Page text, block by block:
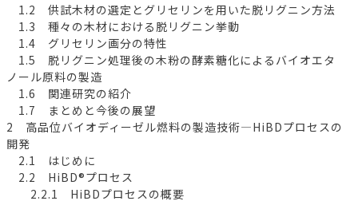
1.2 供試木材の選定とグリセリンを用いた脱リグニン方法
1.3 種々の木材における脱リグニン挙動
1.4 グリセリン画分の特性
1.5 脱リグニン処理後の木粉の酵素糖化によるバイオエタ
ノール原料の製造
1.6 関連研究の紹介
1.7 まとめと今後の展望
2 高品位バイオディーゼル燃料の製造技術―HiBDプロセスの
開発
2.1 はじめに
2.2 HiBD®プロセス
2.2.1 HiBDプロセスの概要